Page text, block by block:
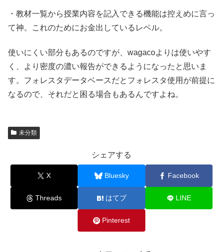
・教材一覧から授業内容を記入できる機能は控えめに言っ
て神。これのためにお金出しているレベル。
使いにくい部分もあるのですが、wagacoよりは使いやす
く、より密度の濃い報告ができるようになったと思いま
す。フォレスタデータベースだとフォレスタ使用が前提に
なるので、それだと困る場合もあるんですよね。
未分類
シェアする
X Bluesky Facebook
Threads はてブ LINE
Pinterest